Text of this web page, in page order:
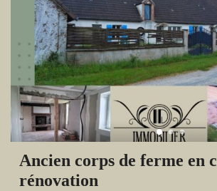
Ancien corps de ferme en
rénovation